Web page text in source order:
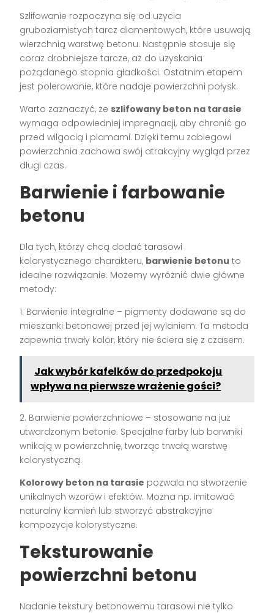
Szlifowanie rozpoczyna się od użycia
gruboziarnistych tarcz diamentowych, które usuwają
wierzchnią warstwę betonu. Następnie stosuje się
coraz drobniejsze tarcze, aż do uzyskania
pożądanego stopnia gładkości. Ostatnim etapem
jest polerowanie, które nadaje powierzchni połysk.
Warto zaznaczyć, że szlifowany beton na tarasie
wymaga odpowiedniej impregnacji, aby chronić go
przed wilgocią i plamami. Dzięki temu zabiegowi
powierzchnia zachowa swój atrakcyjny wygląd przez
długi czas.
Barwienie i farbowanie
betonu
Dla tych, którzy chcą dodać tarasowi
kolorystycznego charakteru, barwienie betonu to
idealne rozwiązanie. Możemy wyróżnić dwie główne
metody:
1. Barwienie integralne – pigmenty dodawane są do
mieszanki betonowej przed jej wylaniem. Ta metoda
zapewnia trwały kolor, który nie ściera się z czasem.
Jak wybór kafelków do przedpokoju
wpływa na pierwsze wrażenie gości?
2. Barwienie powierzchniowe – stosowane na już
utwardzonym betonie. Specjalne farby lub barwniki
wnikają w powierzchnię, tworząc trwałą warstwę
kolorystyczną.
Kolorowy beton na tarasie pozwala na stworzenie
unikalnych wzorów i efektów. Można np. imitować
naturalny kamień lub stworzyć abstrakcyjne
kompozycje kolorystyczne.
Teksturowanie
powierzchni betonu
Nadanie tekstury betonowemu tarasowi nie tylko